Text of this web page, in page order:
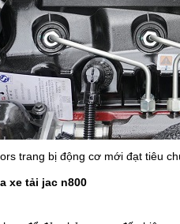
trang bị động cơ mới đạt tiêu
xe tải jac n800